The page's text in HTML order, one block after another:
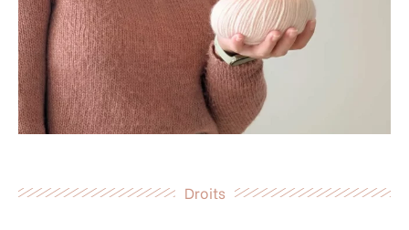
Droits